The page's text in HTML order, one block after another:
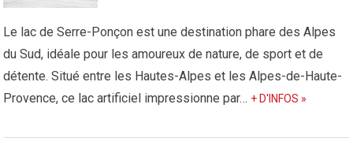
Le lac de Serre-Ponçon est une destination phare des Alpes
du Sud, idéale pour les amoureux de nature, de sport et de
détente. Situé entre les Hautes-Alpes et les Alpes-de-Haute-
Provence, ce lac artificiel impressionne par… + D'INFOS »